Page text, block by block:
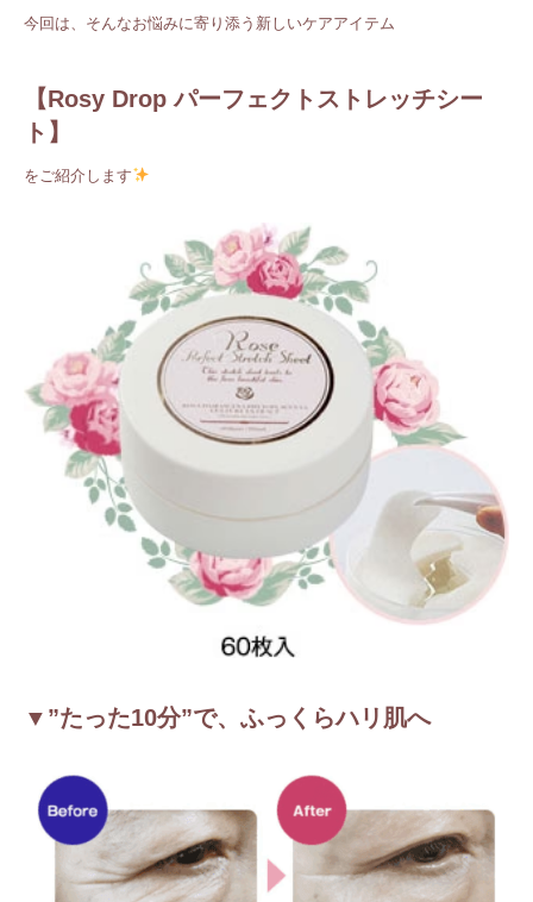
今回は、そんなお悩みに寄り添う新しいケアアイテム
【Rosy Drop パーフェクトストレッチシー
ト】
をご紹介します
▼”たった10分”で、ふっくらハリ肌へ